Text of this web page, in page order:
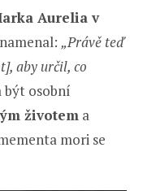
Aurelia v
„Právě teď
aby určil, co
být osobní
životem a
mori se